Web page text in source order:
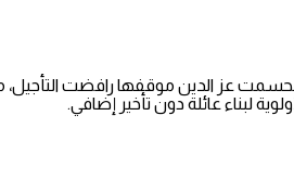
عز الدين موقفها رافضت التأجيل،
لبناء عائلة دون تأخير إضافي.